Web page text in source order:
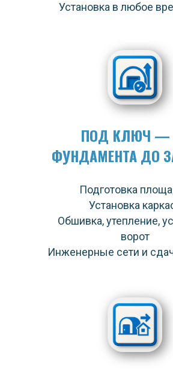
Установка в любое
ПОД КЛЮЧ —
ФУНДАМЕНТА ДО
Подготовка
Установка
Обшивка, утепление,
ворот
Инженерные сети и